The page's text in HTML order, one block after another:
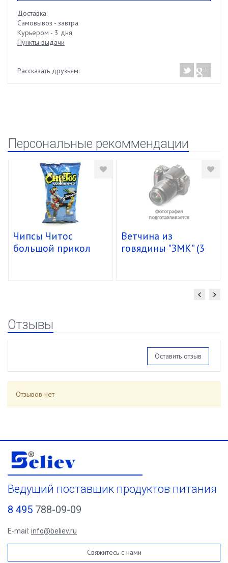
Доставка:
Самовывоз - завтра
Курьером - 3 дня
Пункты выдачи
Рассказать друзьям:
Персональные рекоммендации
Чипсы Читос
большой прикол
Ветчина из
говядины "ЗМК" (3
Отзывы
Оставить отзыв
Отзывов нет
Ведущий поставщик продуктов питания
8 495 788-09-09
E-mail: info@believ.ru
Свяжитесь с нами